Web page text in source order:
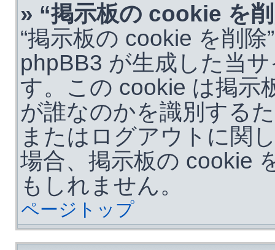
» “掲示板の cookie を
“掲示板の cookie を削
phpBB3 が生成した当
す。この cookie は掲示
が誰なのかを識別する
またはログアウトに関
場合、掲示板の cookie
もしれません。
ページトップ